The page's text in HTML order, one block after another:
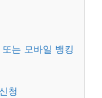
는 모바일 뱅킹
청